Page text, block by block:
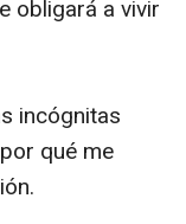
obligará a vivir
incógnitas
qué me